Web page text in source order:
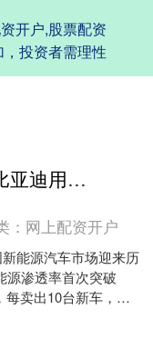
开户,股票配资
投资者需理性
涨8配资网 比亚迪用技术实力引领行业 闪充成“增长新引擎”
： 网上配资开户
能源汽车市场迎来历
渗透率首次突破
每卖出10台新车，就